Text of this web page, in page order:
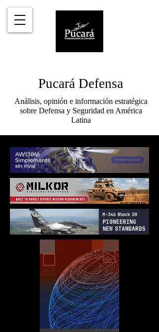
Pucará Defensa
Análisis, opinión e información estratégica
sobre Defensa y Seguridad en América
Latina